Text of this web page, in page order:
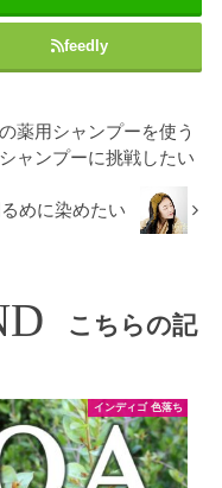
feedly
薬用シャンプーを使う
ャンプーに挑戦したい
めに染めたい
こちらの記
インディゴ 色落ち